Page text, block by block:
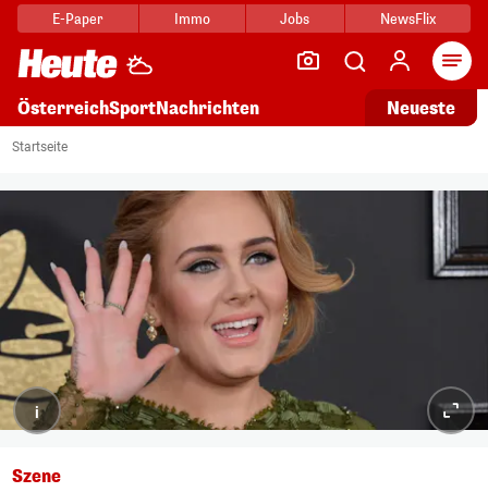
E-Paper Immo Jobs NewsFlix
ÖsterreichSportNachrichten Neueste
Startseite
i
Szene